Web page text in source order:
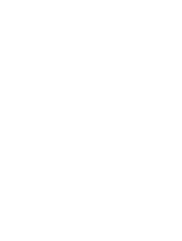
男性雄健膠囊 120顆 素食可